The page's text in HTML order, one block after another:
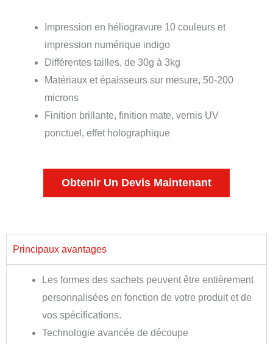
Impression en héliogravure 10 couleurs et
impression numérique indigo
Différentes tailles, de 30g à 3kg
Matériaux et épaisseurs sur mesure, 50-200
microns
Finition brillante, finition mate, vernis UV
ponctuel, effet holographique
Obtenir Un Devis Maintenant
Principaux avantages
Les formes des sachets peuvent être entièrement
personnalisées en fonction de votre produit et de
vos spécifications.
Technologie avancée de découpe